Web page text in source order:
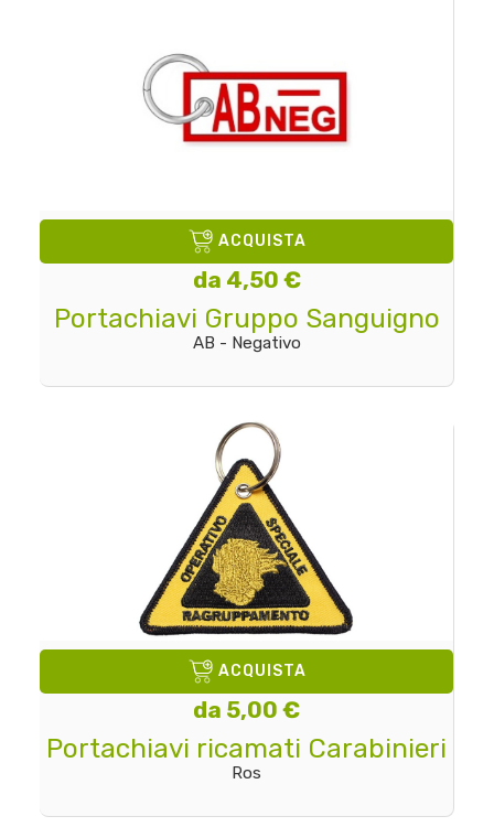
ACQUISTA
da 4,50 €
Portachiavi Gruppo Sanguigno
AB - Negativo
ACQUISTA
da 5,00 €
Portachiavi ricamati Carabinieri
Ros